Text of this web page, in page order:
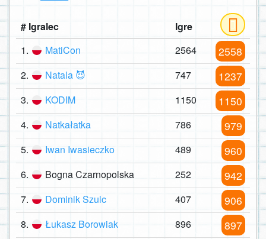
# Igralec
Igre
1.
MatiCon 2564 2558
2. Natala 😈 747 1237
3. KODIM 1150 1150
4. Natkałatka 786 979
5. Iwan Iwasieczko 489 960
6. Bogna Czarnopolska 252 942
7. Dominik Szulc 407 906
8. Łukasz Borowiak 896 897